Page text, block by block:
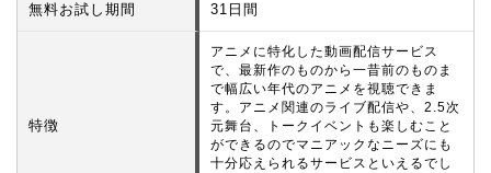
無料お試し期間 31日間
特徴
アニメに特化した動画配信サービス
で、最新作のものから一昔前のものま
で幅広い年代のアニメを視聴できま
す。アニメ関連のライブ配信や、2.5次
元舞台、トークイベントも楽しむこと
ができるのでマニアックなニーズにも
十分応えられるサービスといえるでし